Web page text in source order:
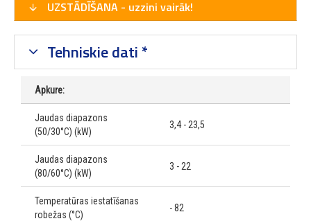
UZSTĀDĪŠANA - uzzini vairāk!
Tehniskie dati *
Apkure:
Jaudas diapazons
(50/30°C) (kW)
3,4 - 23,5
Jaudas diapazons
(80/60°C) (kW)
3 - 22
Temperatūras iestatīšanas
robežas (°C)
- 82